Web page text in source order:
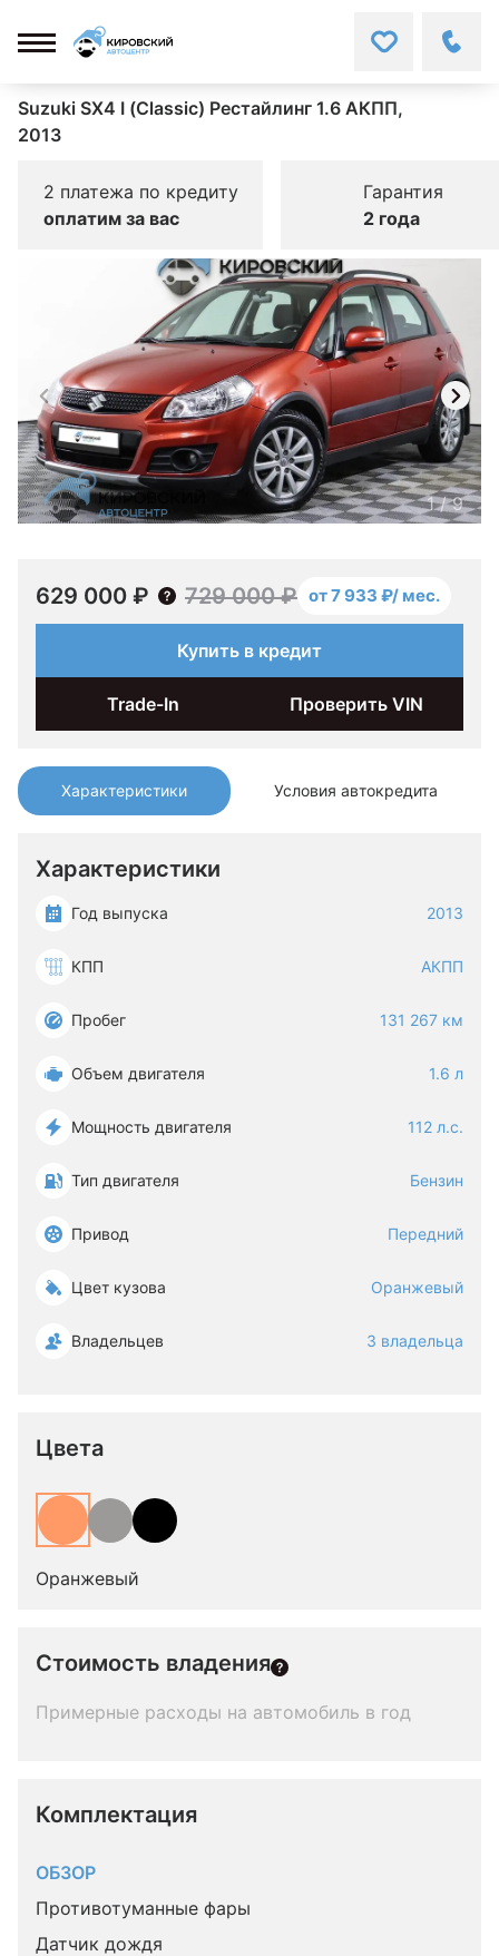
Suzuki SX4 I (Classic) Рестайлинг 1.6 АКПП,
2013
2 платежа по кредиту
оплатим за вас
Гарантия
2 года
Характеристики Условия автокредита
Характеристики
Год выпуска 2013
КПП АКПП
Пробег 131 267 км
Объем двигателя 1.6 л
Мощность двигателя 112 л.с.
Тип двигателя Бензин
Привод Передний
Цвет кузова Оранжевый
Владельцев 3 владельца
Цвета
Оранжевый
Стоимость владения
Примерные расходы на автомобиль в год
Комплектация
ОБЗОР
Противотуманные фары
Датчик дождя
1/9
629 000 ₽ 729 000 ₽ от 7 933 ₽/ мес.
Купить в кредит
Trade-In Проверить VIN